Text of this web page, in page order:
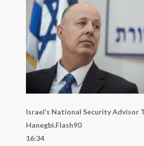
Israel’s National Security Advisor
Hanegbi.Flash90
16:34